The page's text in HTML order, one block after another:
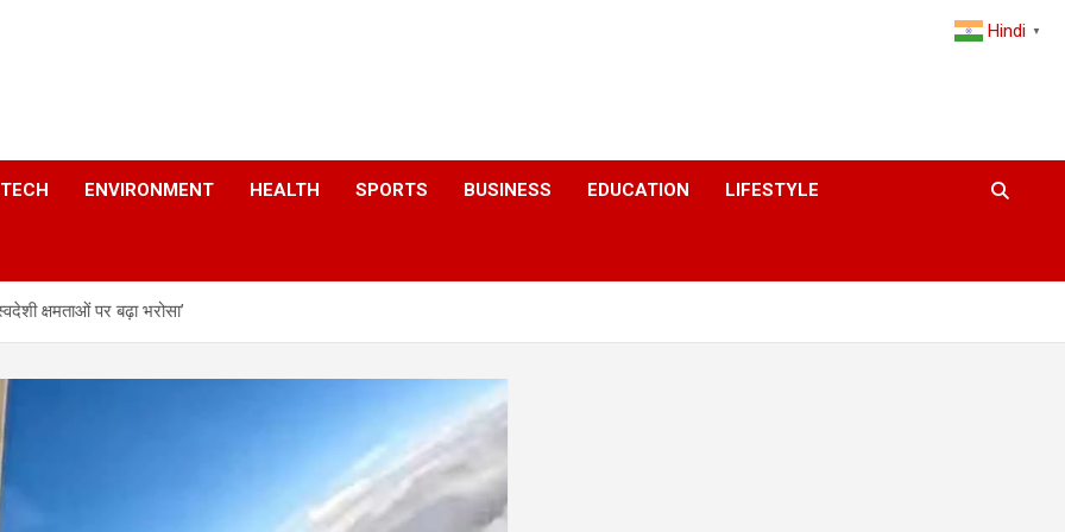
TECH ENVIRONMENT HEALTH SPORTS BUSINESS EDUCATION LIFESTYLE
क्षमताओं पर बढ़ा भरोसा’
Hindi ▼